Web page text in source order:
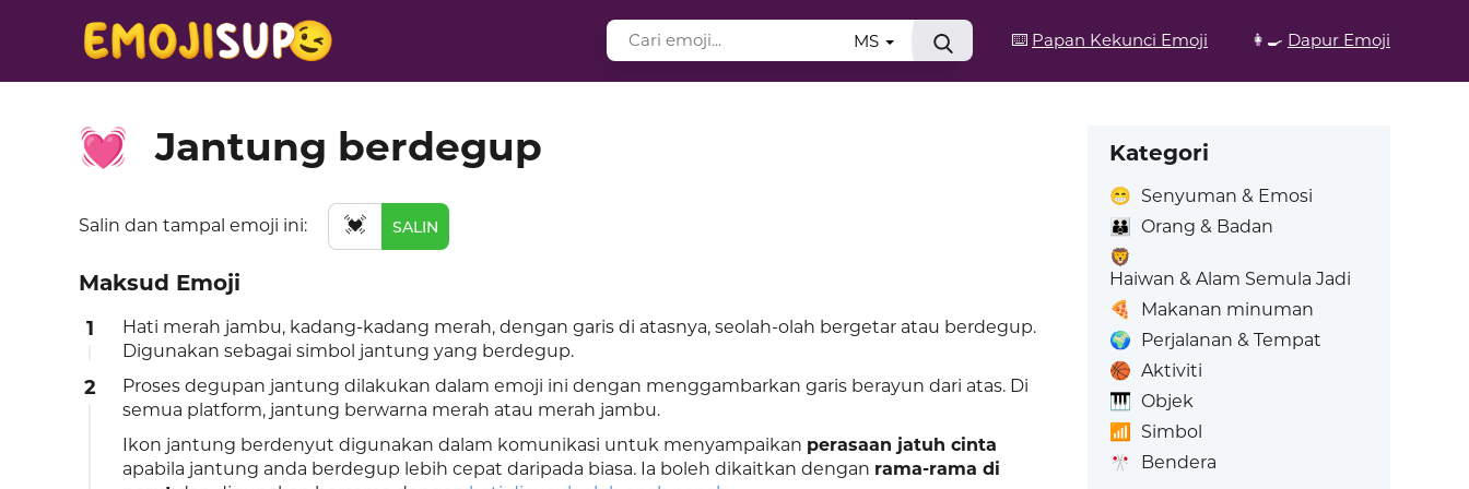
⌨️ Papan Kekunci Emoji 👩‍🍳 Dapur Emoji
MS
💓 Jantung berdegup
Salin dan tampal emoji ini: 💓 SALIN
Maksud Emoji
1
Hati merah jambu, kadang-kadang merah, dengan garis di atasnya, seolah-olah bergetar atau berdegup.
Digunakan sebagai simbol jantung yang berdegup.
2
Proses degupan jantung dilakukan dalam emoji ini dengan menggambarkan garis berayun dari atas. Di
semua platform, jantung berwarna merah atau merah jambu.
Ikon jantung berdenyut digunakan dalam komunikasi untuk menyampaikan perasaan jatuh cinta
apabila jantung anda berdegup lebih cepat daripada biasa. Ia boleh dikaitkan dengan rama-rama di
Kategori
😁 Senyuman & Emosi
👪
Orang & Badan
🦁
Haiwan & Alam Semula Jadi
🍕
Makanan minuman
🌍 Perjalanan & Tempat
🏀 Aktiviti
🎹 Objek
📶
Simbol
🎌 Bendera